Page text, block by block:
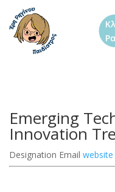
Emerging
Innovation
Designation Email website